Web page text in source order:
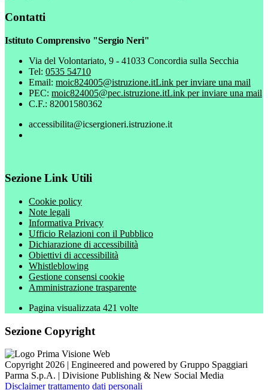
Contatti
Istituto Comprensivo "Sergio Neri"
Via del Volontariato, 9 - 41033 Concordia sulla Secchia
Tel: 0535 54710
Email: moic824005@istruzione.itLink per inviare una mail
PEC: moic824005@pec.istruzione.itLink per inviare una mail
C.F.: 82001580362
accessibilita@icsergioneri.istruzione.it
Sezione Link Utili
Cookie policy
Note legali
Informativa Privacy
Ufficio Relazioni con il Pubblico
Dichiarazione di accessibilità
Obiettivi di accessibilità
Whistleblowing
Gestione consensi cookie
Amministrazione trasparente
Pagina visualizzata 421 volte
Sezione Copyright
Copyright 2026 | Engineered and powered by Gruppo Spaggiari
Parma S.p.A. | Divisione Publishing & New Social Media
Disclaimer trattamento dati personali